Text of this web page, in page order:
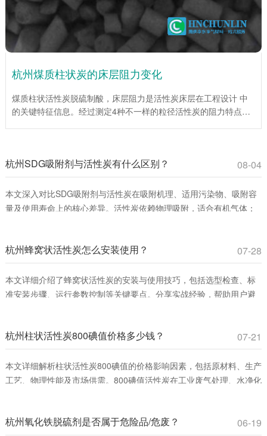
杭州煤质柱状炭的床层阻力变化
煤质柱状活性炭脱硫制酸，床层阻力是活性炭床层在工程设计 中
的关键特征信息。经过测定4种不一样的粒径活性炭的阻力特点，
力较小时对床层平均阻力系数影响很大。活性炭(1mm)床层平均阻
力系数伴随着床层高度的增加而增加，活性炭(4mm、6mm、
10mm)床层平均阻力系数伴随着床层高度的增大而下降。
杭州SDG吸附剂与活性炭有什么区别？ 08-04
本文深入对比SDG吸附剂与活性炭在吸附机理、适用污染物、吸附容
量及使用寿命上的核心差异。活性炭依赖物理吸附，适合有机气体；
杭州蜂窝状活性炭怎么安装使用？ 07-28
本文详细介绍了蜂窝状活性炭的安装与使用技巧，包括选型检查、标
准安装步骤、运行参数控制等关键要点。分享实战经验，帮助用户避
杭州柱状活性炭800碘值价格多少钱？ 07-21
本文详细解析柱状活性炭800碘值的价格影响因素，包括原材料、生产
工艺、物理性能及市场供需。800碘值活性炭在工业废气处理、水净化
杭州氧化铁脱硫剂是否属于危险品/危废？ 06-19